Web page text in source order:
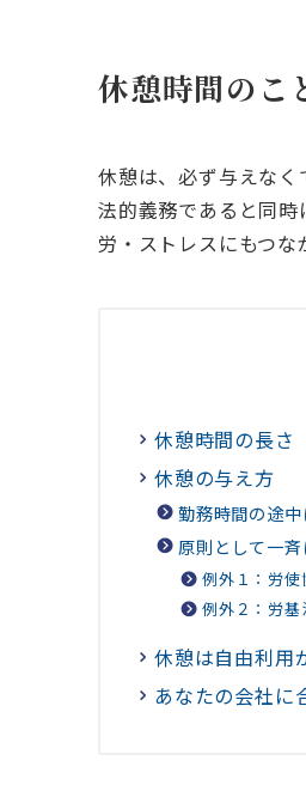
休憩時間のこ
休憩は、必ず与えなく
法的義務であると同
労・ストレスにもつな
休憩時間の長さ
休憩の与え方
勤務時間の途中
原則として一斉
例外１：労使
例外２：労基
休憩は自由利用
あなたの会社に